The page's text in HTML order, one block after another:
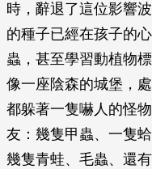
時，辭退了這位影響
的種子已經在孩子的
蟲，甚至學習動植物
像一座陰森的城堡，
都躲著一隻嚇人的怪
友：幾隻甲蟲、一隻
幾隻青蛙、毛蟲、還有